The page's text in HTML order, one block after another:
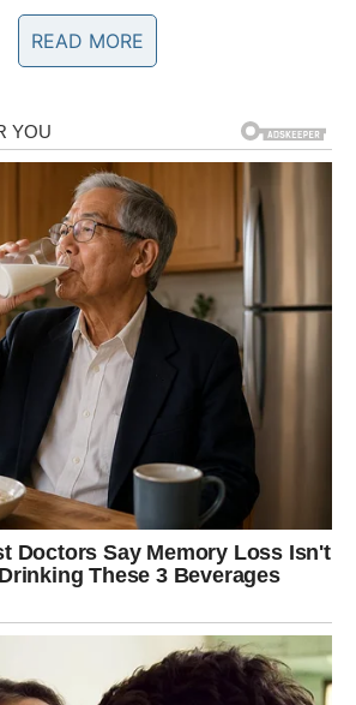
potencijal da traje.
drama, većtihe ljubavi
ne objašnjava.
buke često je ona koja ostaje
Reči bude emocije
jedna poruka može promeniti sve
razgovore koji otvaraju srce,
odlažu i flert koji lako prerasta u
se poboljšava – ali samo ako
misliš. Ako si slobodan, neko te
vreme, ali čeka tvoj znak.
READ MORE